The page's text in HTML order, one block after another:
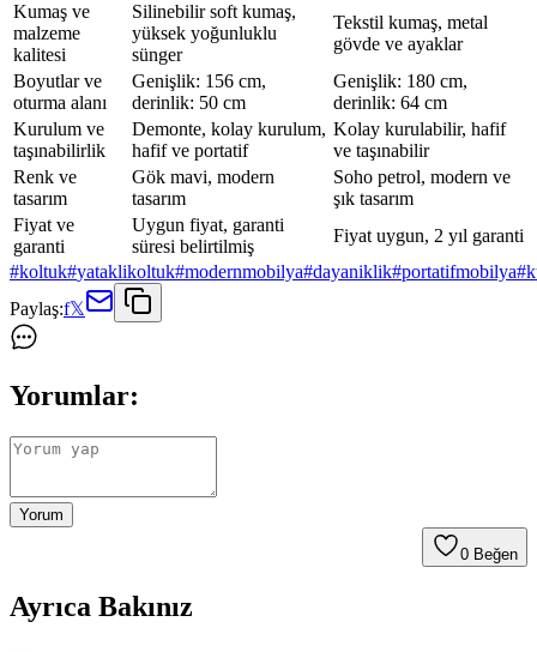
Kumaş ve
malzeme
kalitesi
Silinebilir soft kumaş,
yüksek yoğunluklu
sünger
Tekstil kumaş, metal
gövde ve ayaklar
Boyutlar ve
oturma alanı
Genişlik: 156 cm,
derinlik: 50 cm
Genişlik: 180 cm,
derinlik: 64 cm
Kurulum ve
taşınabilirlik
Demonte, kolay kurulum,
hafif ve portatif
Kolay kurulabilir, hafif
ve taşınabilir
Renk ve
tasarım
Gök mavi, modern
tasarım
Soho petrol, modern ve
şık tasarım
Fiyat ve
garanti
Uygun fiyat, garanti
süresi belirtilmiş
Fiyat uygun, 2 yıl garanti
#koltuk#yataklikoltuk#modernmobilya#dayaniklik#portatifmobilya#
Paylaş:f𝕏
Yorumlar:
Yorum
0 Beğen
Ayrıca Bakınız